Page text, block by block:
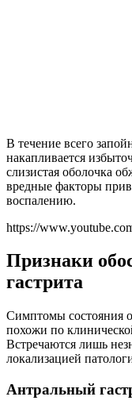
В течение всего
накапливается
слизистая оболочка
вредные факторы
воспалению.
https://
Признаки
гастрита
Симптомы состояния
похожи по
Встречаются лишь
локализацией
Антральный